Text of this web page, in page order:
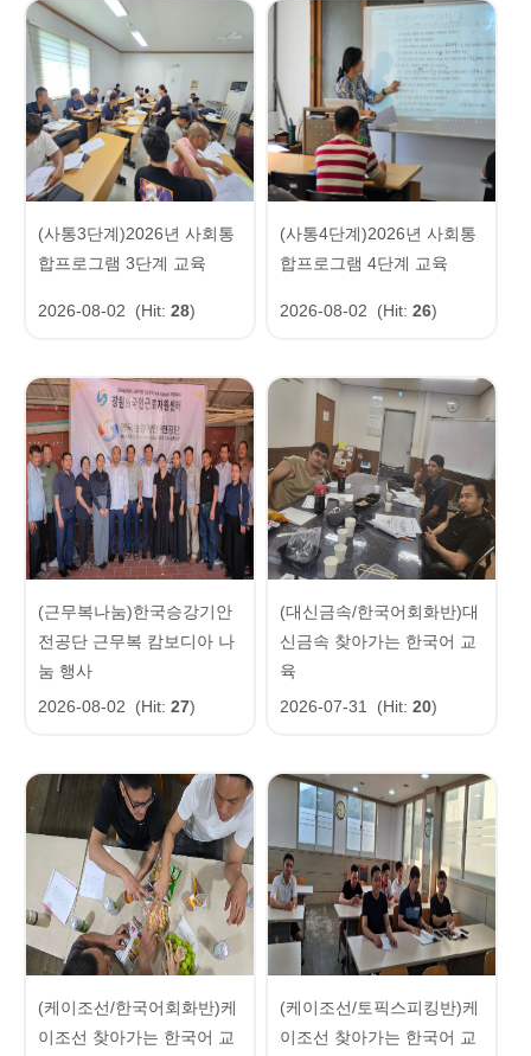
(사통3단계)2026년 사회통
합프로그램 3단계 교육
2026-08-02 (Hit: 28)
(사통4단계)2026년 사회통
합프로그램 4단계 교육
2026-08-02 (Hit: 26)
(근무복나눔)한국승강기안
전공단 근무복 캄보디아 나
눔 행사
2026-08-02
(Hit: 27)
(대신금속/한국어회화반)대
신금속 찾아가는 한국어 교
육
2026-07-31
(Hit: 20)
(케이조선/한국어회화반)케
이조선 찾아가는 한국어 교
(케이조선/토픽스피킹반)케
이조선 찾아가는 한국어 교